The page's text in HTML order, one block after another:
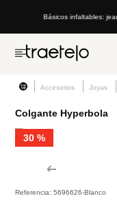
Básicos infaltables:
Accesorios Joyas
Colgante Hyperbola
30 %
Referencia:5696626-Blanco